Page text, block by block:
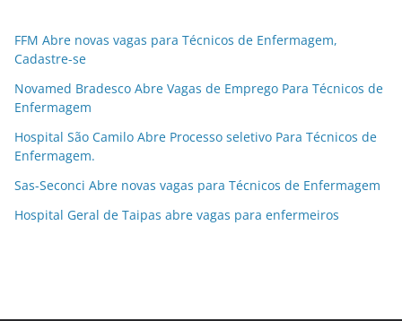
FFM Abre novas vagas para Técnicos de Enfermagem,
Cadastre-se
Novamed Bradesco Abre Vagas de Emprego Para Técnicos de
Enfermagem
Hospital São Camilo Abre Processo seletivo Para Técnicos de
Enfermagem.
Sas-Seconci Abre novas vagas para Técnicos de Enfermagem
Hospital Geral de Taipas abre vagas para enfermeiros